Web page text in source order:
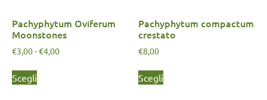
Pachyphytum Oviferum
Moonstones
€3,00-€4,00
Scegli
Pachyphytum compactum
crestato
€8,00
Scegli